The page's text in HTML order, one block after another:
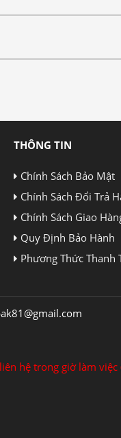
THÔNG TIN
Chính Sách Bảo Mật
Chính Sách Đổi Trả
Chính Sách Giao
Quy Định Bảo Hành
Phương Thức Thanh
hệ trong giờ làm